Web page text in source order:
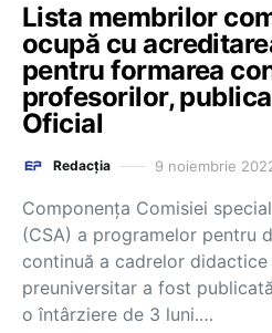
Lista membrilor
ocupă cu
pentru formarea
profesorilor,
Oficial
Redacția 9 noiembrie
Componența Comisiei
(CSA) a programelor pentru
continuă a cadrelor
preuniversitar a fost
o întârziere de 3 luni.…